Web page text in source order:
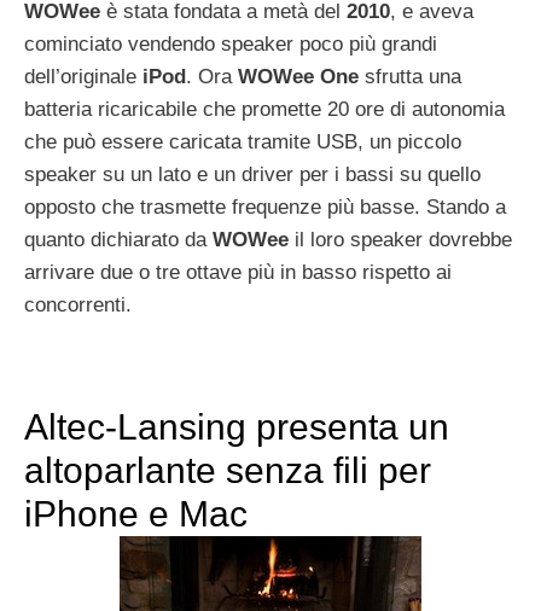
WOWee è stata fondata a metà del 2010, e aveva
cominciato vendendo speaker poco più grandi
dell’originale iPod. Ora WOWee One sfrutta una
batteria ricaricabile che promette 20 ore di autonomia
che può essere caricata tramite USB, un piccolo
speaker su un lato e un driver per i bassi su quello
opposto che trasmette frequenze più basse. Stando a
quanto dichiarato da WOWee il loro speaker dovrebbe
arrivare due o tre ottave più in basso rispetto ai
concorrenti.
Altec-Lansing presenta un
altoparlante senza fili per
iPhone e Mac